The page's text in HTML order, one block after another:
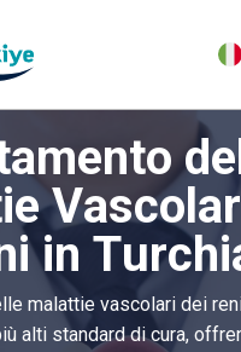
in
malattie vascolari dei
alti standard di cura,